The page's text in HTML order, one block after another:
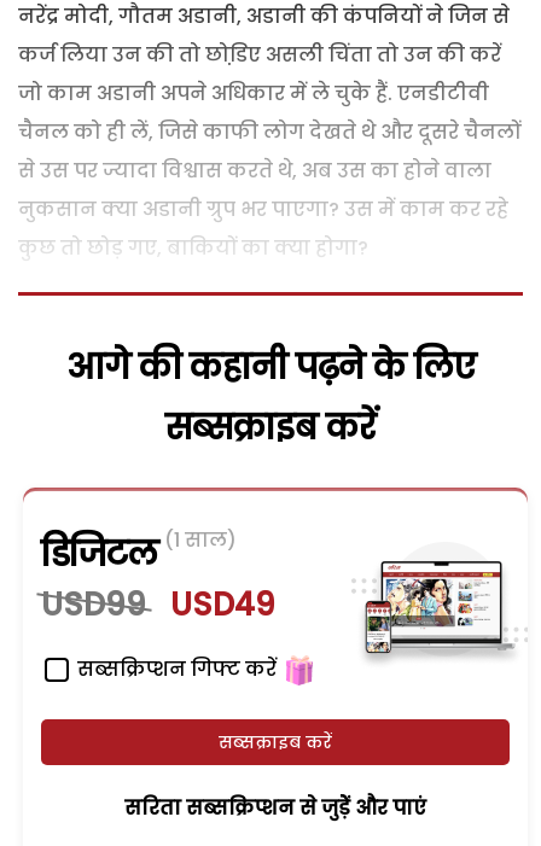
नरेंद्र मोदी, गौतम अडानी, अडानी की कंपनियों ने जिन से
कर्ज लिया उन की तो छोडि़ए असली चिंता तो उन की करें
जो काम अडानी अपने अधिकार में ले चुके हैं. एनडीटीवी
चैनल को ही लें, जिसे काफी लोग देखते थे और दूसरे चैनलों
से उस पर ज्यादा विश्वास करते थे, अब उस का होने वाला
नुकसान क्या अडानी ग्रुप भर पाएगा? उस में काम कर रहे
कुछ तो छोड़ गए, बाकियों का क्या होगा?
आगे की कहानी पढ़ने के लिए
सब्सक्राइब करें
डिजिटल (1 साल)
USD99 USD49
सब्सक्रिप्शन गिफ्ट करें
सब्सक्राइब करें
सरिता सब्सक्रिप्शन से जुड़ेें और पाएं